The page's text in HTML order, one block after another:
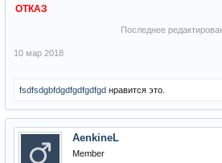
ОТКАЗ
Последнее
10 мар 2018
fsdfsdgbfdgdfgdfgdfgd нравится это.
AenkineL
Member